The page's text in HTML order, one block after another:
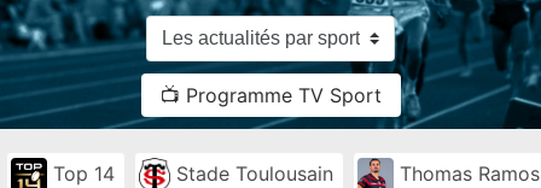
📺 Programme TV Sport
Top 14 Stade Toulousain Thomas Ramos